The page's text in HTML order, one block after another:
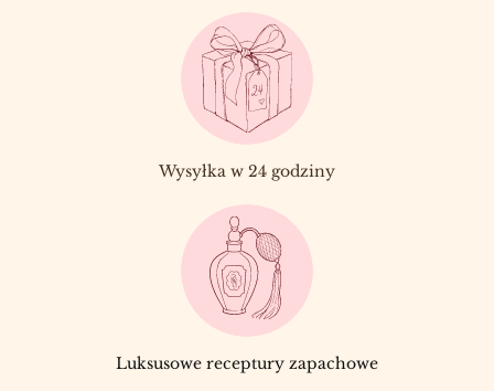
Wysyłka w 24 godziny
Luksusowe receptury zapachowe